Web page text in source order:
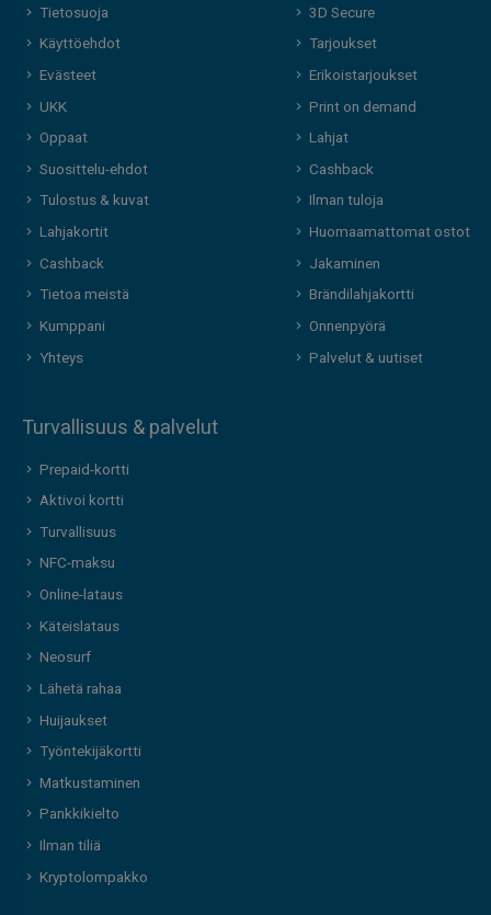
Tietosuoja
Käyttöehdot
Evästeet
UKK
Oppaat
Suosittelu-ehdot
Tulostus & kuvat
Lahjakortit
Cashback
Tietoa meistä
Kumppani
Yhteys
3D Secure
Tarjoukset
Erikoistarjoukset
Print on demand
Lahjat
Cashback
Ilman tuloja
Huomaamattomat ostot
Jakaminen
Brändilahjakortti
Onnenpyörä
Palvelut & uutiset
Turvallisuus & palvelut
Prepaid-kortti
Aktivoi kortti
Turvallisuus
NFC-maksu
Online-lataus
Käteislataus
Neosurf
Lähetä rahaa
Huijaukset
Työntekijäkortti
Matkustaminen
Pankkikielto
Ilman tiliä
Kryptolompakko